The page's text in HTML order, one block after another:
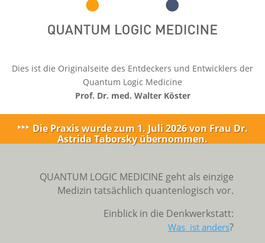
Dies ist die Originalseite des Entdeckers und Entwicklers der
Quantum Logic Medicine
Prof. Dr. med. Walter Köster
Die Praxis wurde zum 1. Juli 2026 von Frau Dr.
Astrida Taborsky übernommen.
QUANTUM LOGIC MEDICINE geht als einzige
Medizin tatsächlich quantenlogisch vor.
Einblick in die Denkwerkstatt:
Was ist anders?